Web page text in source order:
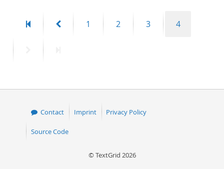
First
PreviousPage
1 Page
2 Page
3 Page
4
Contact Imprint Privacy Policy
Source Code
© TextGrid 2026